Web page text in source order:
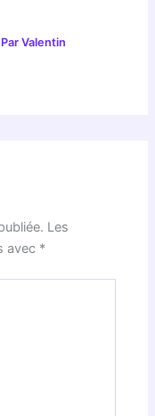
Valentin
Les
avec *